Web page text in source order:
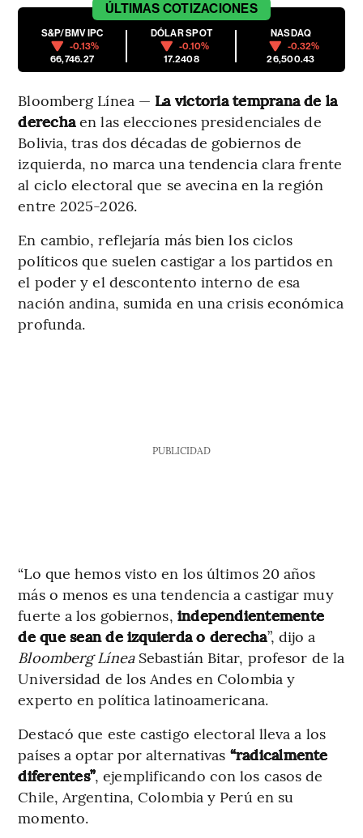
ÚLTIMAS COTIZACIONES
S&P/BMV IPC
-0.13%
66,746.27
DÓLAR SPOT
-0.10%
17.2408
NASDAQ
-0.32%
26,500.43
Bloomberg Línea — La victoria temprana de la
derechaen las elecciones presidenciales de
Bolivia, tras dos décadas de gobiernos de
izquierda, no marca una tendencia clara frente
al ciclo electoral que se avecina en la región
entre 2025-2026.
En cambio, reflejaría más bien los ciclos
políticos que suelen castigar a los partidos en
el poder y el descontento interno de esa
nación andina, sumida en una crisis económica
profunda.
PUBLICIDAD
“Lo que hemos visto en los últimos 20 años
más o menos es una tendencia a castigar muy
fuerte a los gobiernos, independientemente
de que sean de izquierda o derecha”, dijo a
Bloomberg LíneaSebastián Bitar, profesor de la
Universidad de los Andes en Colombia y
experto en política latinoamericana.
Destacó que este castigo electoral lleva a los
países a optar por alternativas “radicalmente
diferentes”, ejemplificando con los casos de
Chile, Argentina, Colombia y Perú en su
momento.